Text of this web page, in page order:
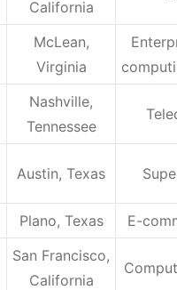
California
McLean,
Virginia
Nashville,
Tennessee
Austin, Texas
Plano, Texas E-
San Francisco,
California